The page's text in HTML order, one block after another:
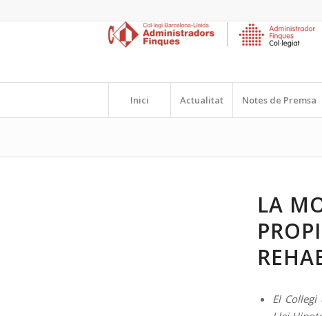
Inici Actualitat Notes de Premsa
LA
El